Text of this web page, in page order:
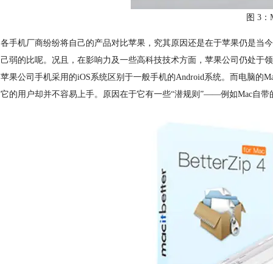
图 3：
各手机厂商纷纷将自己的产品对比苹果，究其原因还是在于苹果仍是当
己弱的比呢。况且，在影响力及一些高科技技术方面，苹果公司仍处于领
苹果公司手机采用的iOS系统区别于一般手机的Android系统。而电脑的
它的用户却并不容易上手。原因在于它有一些“潜规则”——例如Mac自带